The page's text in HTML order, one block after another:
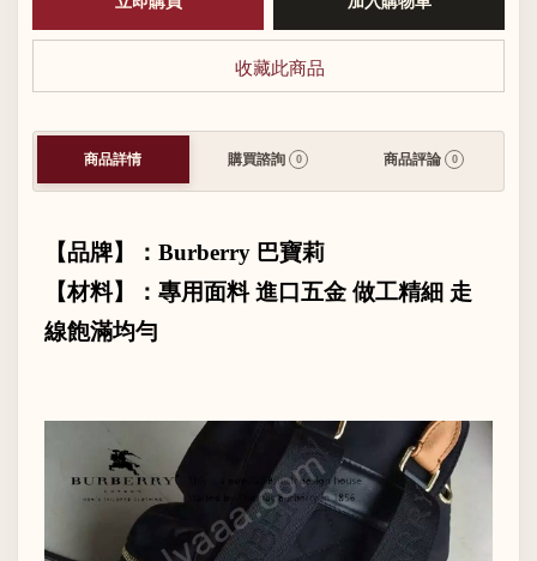
收藏此商品
商品詳情 購買諮詢 0 商品評論 0
【品牌】： Burberry 巴寶莉
【材料】：專用面料 進口五金 做工精細 走
線飽滿均勻